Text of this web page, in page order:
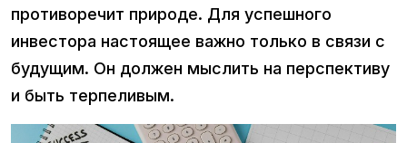
противоречит природе. Для успешного
инвестора настоящее важно только в связи с
будущим. Он должен мыслить на перспективу
и быть терпеливым.